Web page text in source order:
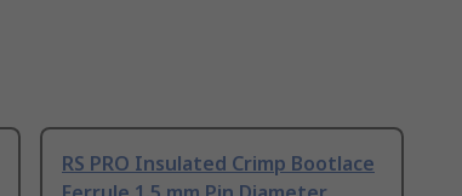
RS PRO Insulated Crimp Bootlace